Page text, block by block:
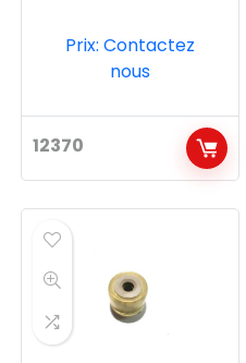
12370
Prix: Contactez
nous